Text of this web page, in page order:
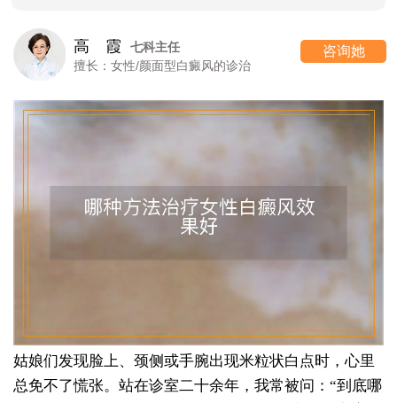
高 霞
七科主任
擅长：女性/颜面型白癜风的诊治
咨询她
姑娘们发现脸上、颈侧或手腕出现米粒状白点时，心里
总免不了慌张。站在诊室二十余年，我常被问：“到底哪